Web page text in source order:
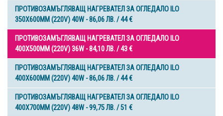
ПРОТИВОЗАМЪГЛЯВАЩ НАГРЕВАТЕЛ ЗА ОГЛЕДАЛО ILO
350X600MM (220V) 40W - 86,06 ЛВ. / 44 €
ПРОТИВОЗАМЪГЛЯВАЩ НАГРЕВАТЕЛ ЗА ОГЛЕДАЛО ILO
400X500MM (220V) 36W - 84,10 ЛВ. / 43 €
ПРОТИВОЗАМЪГЛЯВАЩ НАГРЕВАТЕЛ ЗА ОГЛЕДАЛО ILO
400X600MM (220V) 40W - 86,06 ЛВ. / 44 €
ПРОТИВОЗАМЪГЛЯВАЩ НАГРЕВАТЕЛ ЗА ОГЛЕДАЛО ILO
400X700MM (220V) 48W - 99,75 ЛВ. / 51 €